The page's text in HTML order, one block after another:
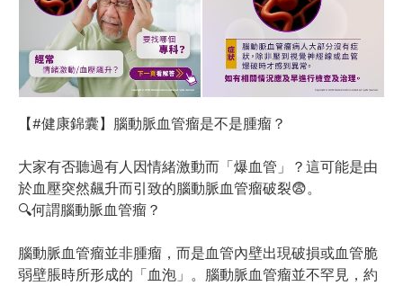
【#健康錦囊】腦動脈血管瘤是不是腫瘤？
大家有否聽過有人因情緒激動而「爆血管」？這可能是由
於血壓突然飆升而引致的腦動脈血管瘤破裂😨。
🔍何謂腦動脈血管瘤？
腦動脈血管瘤並非腫瘤，而是血管內壁出現破損或血管脆
弱壁脹時所形成的「血泡」。腦動脈血管瘤並不罕見，約